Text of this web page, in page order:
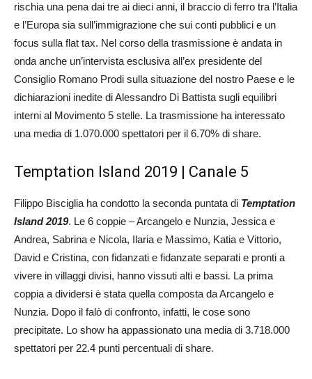
rischia una pena dai tre ai dieci anni, il braccio di ferro tra l’Italia
e l’Europa sia sull’immigrazione che sui conti pubblici e un
focus sulla flat tax. Nel corso della trasmissione è andata in
onda anche un’intervista esclusiva all’ex presidente del
Consiglio Romano Prodi sulla situazione del nostro Paese e le
dichiarazioni inedite di Alessandro Di Battista sugli equilibri
interni al Movimento 5 stelle. La trasmissione ha interessato
una media di 1.070.000 spettatori per il 6.70% di share.
Temptation Island 2019 | Canale 5
Filippo Bisciglia ha condotto la seconda puntata di Temptation
Island 2019. Le 6 coppie – Arcangelo e Nunzia, Jessica e
Andrea, Sabrina e Nicola, Ilaria e Massimo, Katia e Vittorio,
David e Cristina, con fidanzati e fidanzate separati e pronti a
vivere in villaggi divisi, hanno vissuti alti e bassi. La prima
coppia a dividersi è stata quella composta da Arcangelo e
Nunzia. Dopo il falò di confronto, infatti, le cose sono
precipitate. Lo show ha appassionato una media di 3.718.000
spettatori per 22.4 punti percentuali di share.